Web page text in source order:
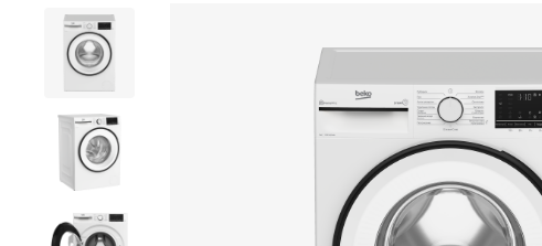
Стиральные и сушильные машины
Посудомоечные машины
Встраиваемая техника
Климатическая техника
Встраиваемые
Встраиваемые